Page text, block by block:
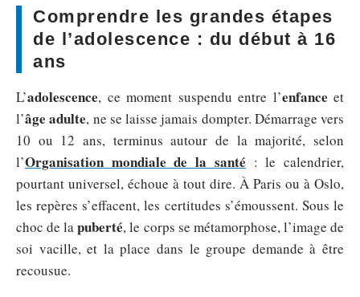
Comprendre les grandes étapes
de l’adolescence : du début à 16
ans
L’adolescence, ce moment suspendu entre l’enfance et
l’âge adulte, ne se laisse jamais dompter. Démarrage vers
10 ou 12 ans, terminus autour de la majorité, selon
l’Organisation mondiale de la santé : le calendrier,
pourtant universel, échoue à tout dire. À Paris ou à Oslo,
les repères s’effacent, les certitudes s’émoussent. Sous le
choc de lapuberté, le corps se métamorphose, l’image de
soi vacille, et la place dans le groupe demande à être
recousue.